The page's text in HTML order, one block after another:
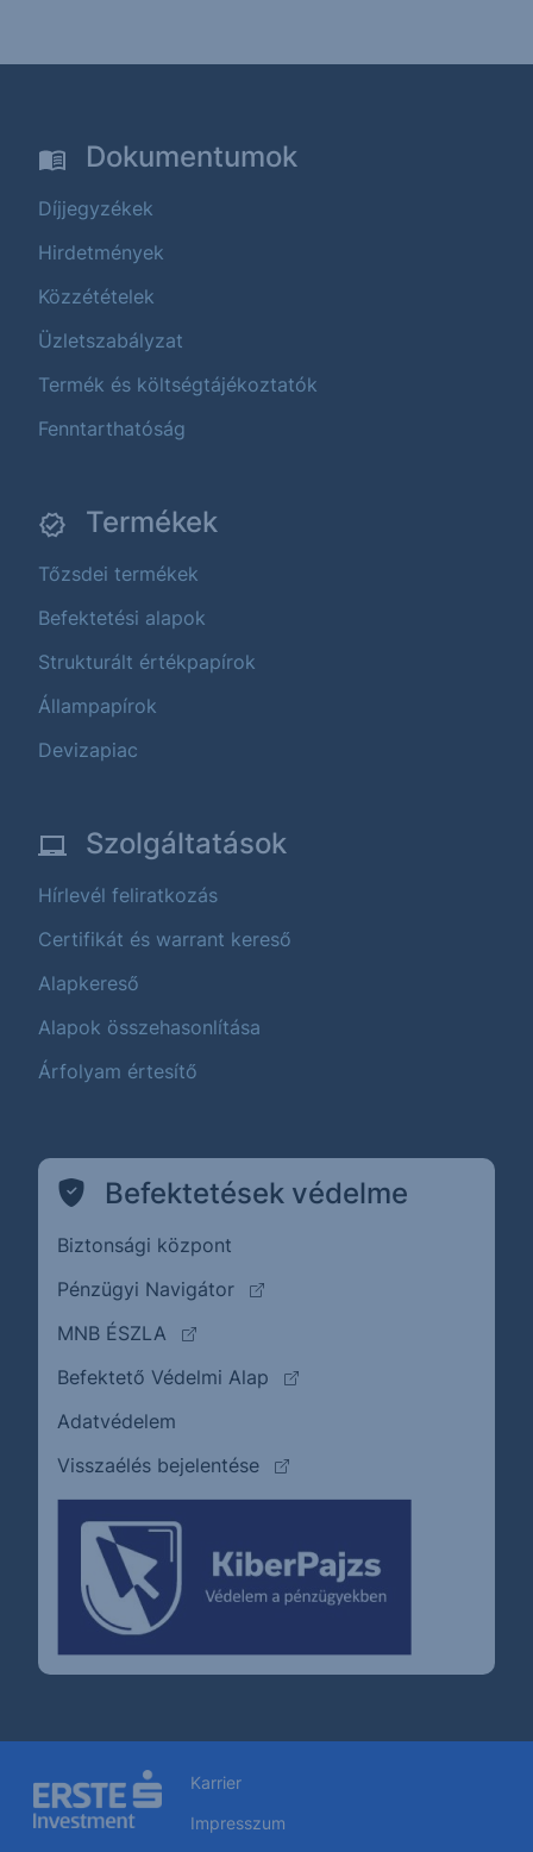
Dokumentumok
Díjjegyzékek
Hirdetmények
Közzétételek
Üzletszabályzat
Termék és költségtájékoztatók
Fenntarthatóság
Termékek
Tőzsdei termékek
Befektetési alapok
Strukturált értékpapírok
Állampapírok
Devizapiac
Szolgáltatások
Hírlevél feliratkozás
Certifikát és warrant kereső
Alapkereső
Alapok összehasonlítása
Árfolyam értesítő
Befektetések védelme
Biztonsági központ
Pénzügyi Navigátor
(külső oldalra ugrik)
MNB ÉSZLA
(külső oldalra ugrik)
Befektető Védelmi Alap
(külső oldalra ugrik)
Adatvédelem
Visszaélés bejelentése
(külső oldalra ugrik)
Karrier
Impresszum